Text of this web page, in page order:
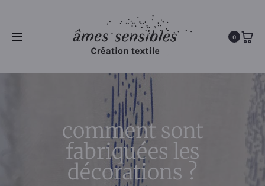
0
comment sont
fabriquées les
décorations ?